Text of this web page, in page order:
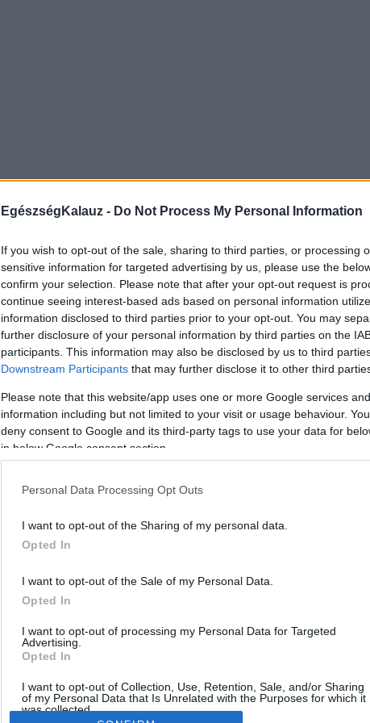
EgészségKalauz - Do Not Process My Personal Information
If you wish to opt-out of the sale, sharing to third parties, or processing
sensitive information for targeted advertising by us, please use the
confirm your selection. Please note that after your opt-out request is
continue seeing interest-based ads based on personal information
information disclosed to third parties prior to your opt-out. You may
further disclosure of your personal information by third parties on the
participants. This information may also be disclosed by us to third
Downstream Participants that may further disclose it to other third
Please note that this website/app uses one or more Google services
information including but not limited to your visit or usage behaviour.
deny consent to Google and its third-party tags to use your data for
in below Google consent section.
Personal Data Processing Opt Outs
I want to opt-out of the Sharing of my personal data.
Opted In
I want to opt-out of the Sale of my Personal Data.
Opted In
I want to opt-out of processing my Personal Data for Targeted
Advertising.
Opted In
I want to opt-out of Collection, Use, Retention, Sale, and/or Sharing
of my Personal Data that Is Unrelated with the Purposes for which it
was collected.